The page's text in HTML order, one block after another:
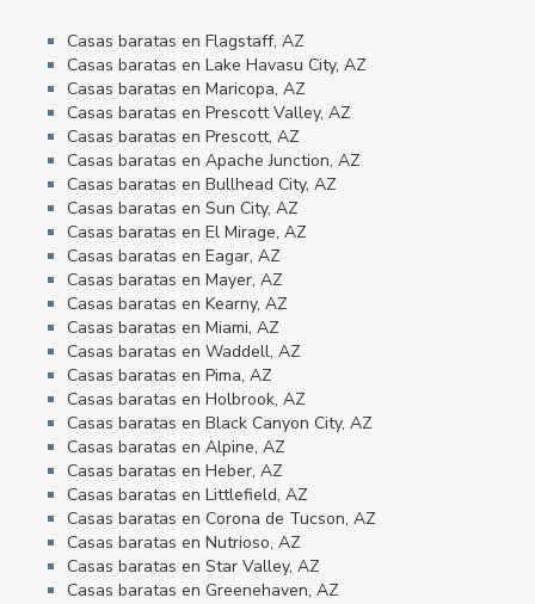
Casas baratas en Flagstaff, AZ
Casas baratas en Lake Havasu City, AZ
Casas baratas en Maricopa, AZ
Casas baratas en Prescott Valley, AZ
Casas baratas en Prescott, AZ
Casas baratas en Apache Junction, AZ
Casas baratas en Bullhead City, AZ
Casas baratas en Sun City, AZ
Casas baratas en El Mirage, AZ
Casas baratas en Eagar, AZ
Casas baratas en Mayer, AZ
Casas baratas en Kearny, AZ
Casas baratas en Miami, AZ
Casas baratas en Waddell, AZ
Casas baratas en Pima, AZ
Casas baratas en Holbrook, AZ
Casas baratas en Black Canyon City, AZ
Casas baratas en Alpine, AZ
Casas baratas en Heber, AZ
Casas baratas en Littlefield, AZ
Casas baratas en Corona de Tucson, AZ
Casas baratas en Nutrioso, AZ
Casas baratas en Star Valley, AZ
Casas baratas en Greenehaven, AZ